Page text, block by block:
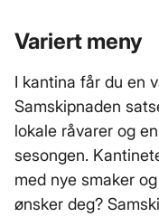
Variert meny
I kantina får du en
Samskipnaden
lokale råvarer og
sesongen.
med nye smaker
ønsker deg?